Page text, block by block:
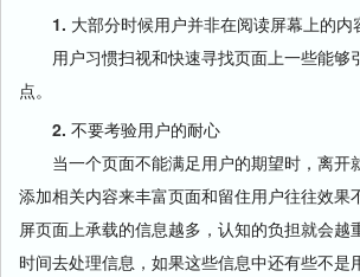
1. 大部分时候用户并非在阅读屏幕上的内
用户习惯扫视和快速寻找页面上一些能够
点。
2. 不要考验用户的耐心
当一个页面不能满足用户的期望时，离开
添加相关内容来丰富页面和留住用户往往效果
屏页面上承载的信息越多，认知的负担就会越
时间去处理信息，如果这些信息中还有些不是